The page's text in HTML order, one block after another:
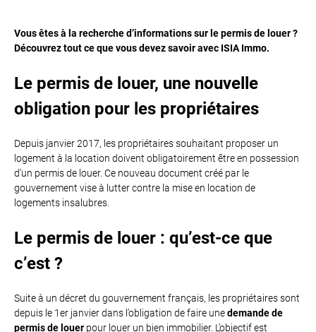
Vous êtes à la recherche d’informations sur le permis de louer ?
Découvrez tout ce que vous devez savoir avec ISIA Immo.
Le permis de louer, une nouvelle
obligation pour les propriétaires
Depuis janvier 2017, les propriétaires souhaitant proposer un
logement à la location doivent obligatoirement être en possession
d’un permis de louer. Ce nouveau document créé par le
gouvernement vise à lutter contre la mise en location de
logements insalubres.
Le permis de louer : qu’est-ce que
c’est ?
Suite à un décret du gouvernement français, les propriétaires sont
depuis le 1er janvier dans l’obligation de faire unedemande de
permis de louer pour louer un bien immobilier. L’objectif est